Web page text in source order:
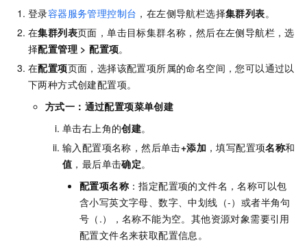
登录容器服务管理控制台 ，在左侧导航栏选择集群列表。
在集群列表页面，单击目标集群名称，然后在左侧导航栏，选
择配置管理 >配置项。
在配置项页面，选择该配置项所属的命名空间，您可以通过以
下两种方式创建配置项。
方式一：通过配置项菜单创建
单击右上角的创建。
输入配置项名称，然后单击+添加 ，填写配置项名称和
值 ，最后单击确定。
配置项名称 ：指定配置项的文件名，名称可以包
含小写英文字母、数字、中划线（-）或者半角句
号（.），名称不能为空。其他资源对象需要引用
配置文件名来获取配置信息。